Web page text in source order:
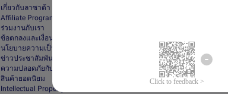
เกี่ยวกับลาซาด้า
Afﬁliate Program
ร่วมงานกับเรา
ข้อตกลงและเงื่อนไข
นโยบายความเป็นส่วนตัว
ข่าวประชาสัมพันธ์
ความปลอดภัยกับลาซาด้า
สินค้ายอดนิยม
Intellectual Property Protection